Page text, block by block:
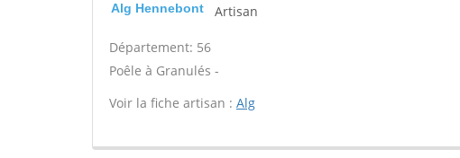
Alg Hennebont Artisan
Département: 56
Poêle à Granulés -
Voir la fiche artisan : Alg